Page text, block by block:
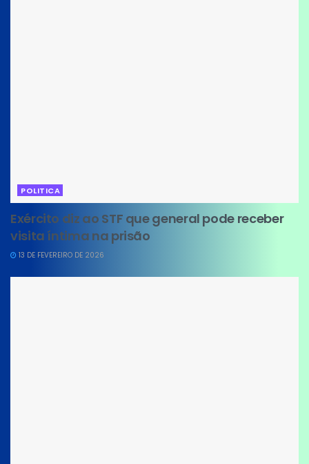
POLITICA
Exército diz ao STF que general pode receber
visita íntima na prisão
13 DE FEVEREIRO DE 2026